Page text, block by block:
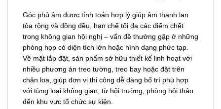
Góc phủ âm được tính toán hợp lý giúp âm thanh lan
tỏa rộng và đồng đều, hạn chế tối đa các điểm chết
trong không gian hội nghị – vấn đề thường gặp ở những
phòng họp có diện tích lớn hoặc hình dạng phức tạp.
Về mặt lắp đặt, sản phẩm sở hữu thiết kế linh hoạt với
nhiều phương án treo tường, treo bay hoặc đặt trên
chân loa, giúp đơn vị thi công dễ dàng bố trí phù hợp
với từng loại không gian, từ hội trường, phòng hội thảo
đến khu vực tổ chức sự kiện.